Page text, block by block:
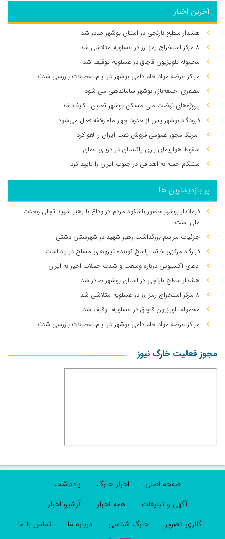
آخرین اخبار
هشدار سطح نارنجی در استان بوشهر صادر شد
۸ مرکز استخراج رمز ارز در عسلویه متلاشی شد
محموله تلویزیون قاچاق در عسلویه توقیف شد
مراکز عرضه مواد خام دامی بوشهر در ایام تعطیلات بازرسی شدند
مظفری: جمعه‌بازار بوشهر ساماندهی می‌ شود
پروژه‌های نهضت ملی مسکن بوشهر تعیین تکلیف شد
فرودگاه بوشهر پس از حدود چهار ماه وقفه فعال می‌شود
آمریکا مجوز عمومی فروش نفت ایران را لغو کرد
سقوط هواپیمای باری پاکستان در دریای عمان
سنتکام حمله به اهدافی در جنوب ایران را تایید کرد
پر بازدیدترین ها
فرماندار بوشهر:حضور باشکوه مردم در وداع با رهبر شهید تجلی وحدت
ملی است
جزئیات مراسم بزرگداشت رهبر شهید در شهرستان دشتی
قرارگاه مرکزی خاتم: پاسخ کوبنده نیروهای مسلح در راه است
ادعای آکسیوس درباره وسعت و شدت حملات اخیر به ایران
هشدار سطح نارنجی در استان بوشهر صادر شد
۸ مرکز استخراج رمز ارز در عسلویه متلاشی شد
محموله تلویزیون قاچاق در عسلویه توقیف شد
مراکز عرضه مواد خام دامی بوشهر در ایام تعطیلات بازرسی شدند
مجوز فعالیت خارگ نیوز
صفحه اصلی اخبار خارگ
یادداشت
آگهی و تبلیغات
همه اخبار
آرشیو اخبار
گالری تصویر
خارگ شناسی درباره ما تماس با ما